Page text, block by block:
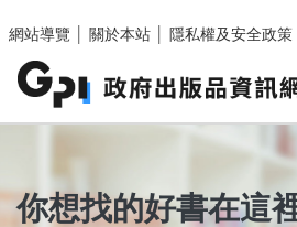
網站導覽
關於本站 隱私權及安全政策
你想找的好書在這